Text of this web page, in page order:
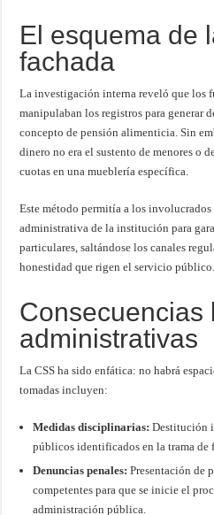
El esquema de
fachada
La investigación interna reveló que los
manipulaban los registros para generar
concepto de pensión alimenticia. Sin
dinero no era el sustento de menores o
cuotas en una mueblería específica.
Este método permitía a los
administrativa de la institución para
particulares, saltándose los canales
honestidad que rigen el servicio público.
Consecuencias
administrativas
La CSS ha sido enfática: no habrá
tomadas incluyen:
Medidas disciplinarias: Destitución
públicos identificados en la trama de
Denuncias penales: Presentación de
competentes para que se inicie el
administración pública.